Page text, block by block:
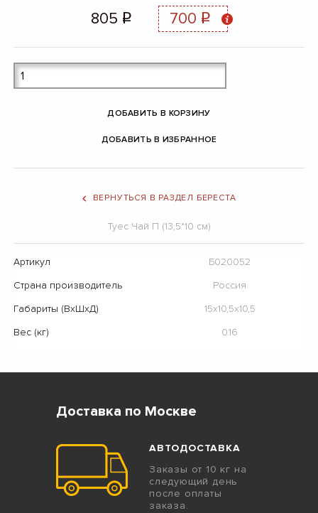
805 q 700 q
ДОБАВИТЬ В КОРЗИНУ
ДОБАВИТЬ В ИЗБРАННОЕ
ВЕРНУТЬСЯ В РАЗДЕЛ БЕРЕСТА
Туес Чай П (13,5*10 см)
Артикул
Б020052
Страна производитель
Россия
Габариты (ВхШхД)
15x10,5x10,5
Вес (кг)
0.16
Доставка по Москве
АВТОДОСТАВКА
Заказы от 10 кг на
следующий день
после оплаты
заказа.